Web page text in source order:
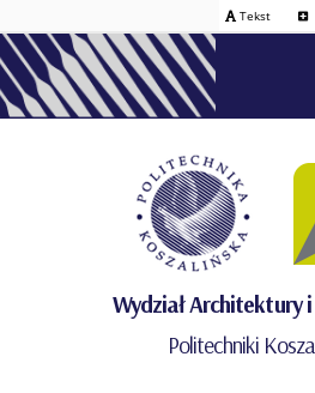
Tekst
Wydział Architektury
Politechniki